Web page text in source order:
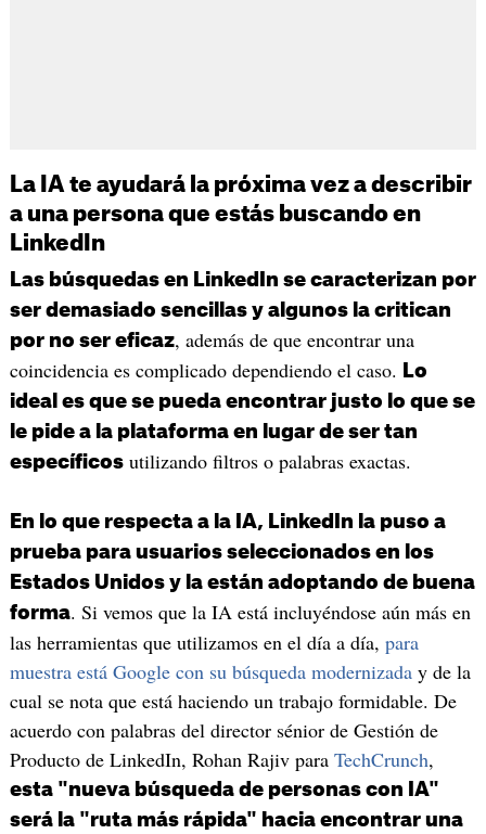
La IA te ayudará la próxima vez a describir
a una persona que estás buscando en
LinkedIn
Las búsquedas en LinkedIn se caracterizan por
ser demasiado sencillas y algunos la critican
por no ser eficaz, además de que encontrar una
coincidencia es complicado dependiendo el caso.
Lo
ideal es que se pueda encontrar justo lo que se
le pide a la plataforma en lugar de ser tan
específicosutilizando filtros o palabras exactas.
En lo que respecta a la IA, LinkedIn la puso a
prueba para usuarios seleccionados en los
Estados Unidos y la están adoptando de buena
forma. Si vemos que la IA está incluyéndose aún más en
las herramientas que utilizamos en el día a día, para
muestra está Google con su búsqueda modernizaday de la
cual se nota que está haciendo un trabajo formidable. De
acuerdo con palabras del director sénior de Gestión de
Producto de LinkedIn, Rohan Rajiv para TechCrunch,
esta "nueva búsqueda de personas con IA"
será la "ruta más rápida" hacia encontrar una